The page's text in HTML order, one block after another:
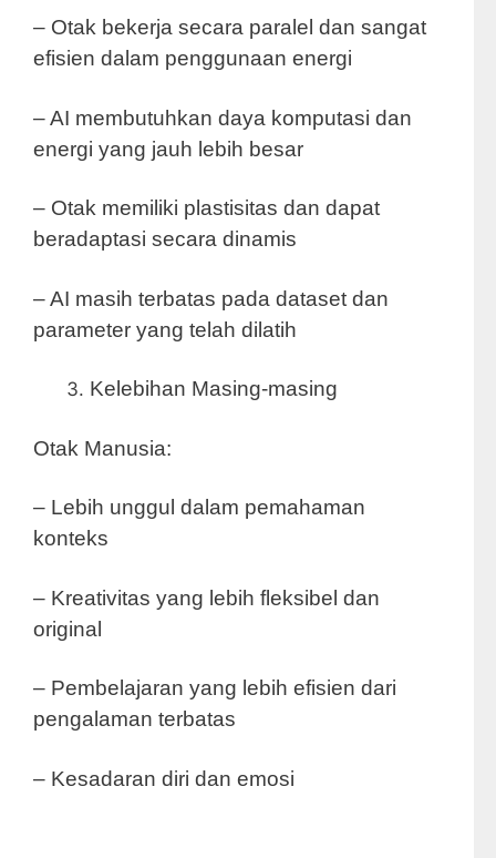
– Otak bekerja secara paralel dan sangat
efisien dalam penggunaan energi
– AI membutuhkan daya komputasi dan
energi yang jauh lebih besar
– Otak memiliki plastisitas dan dapat
beradaptasi secara dinamis
– AI masih terbatas pada dataset dan
parameter yang telah dilatih
Kelebihan Masing-masing
Otak Manusia:
– Lebih unggul dalam pemahaman
konteks
– Kreativitas yang lebih fleksibel dan
original
– Pembelajaran yang lebih efisien dari
pengalaman terbatas
– Kesadaran diri dan emosi